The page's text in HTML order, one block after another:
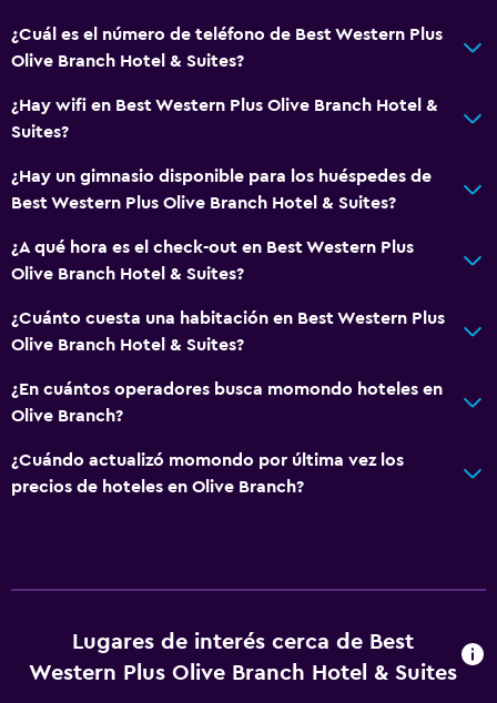
Lavandería
Plancha y tabla de planchar
Habitación
Despertador
Zona de trabajo
Fax/fotocopiadora
Escritorio
Salud y seguridad
Limpieza diaria
Baño
¿Cuál es el número de teléfono de Best Western Plus
Olive Branch Hotel & Suites?
¿Hay wifi en Best Western Plus Olive Branch Hotel &
Suites?
¿Hay un gimnasio disponible para los huéspedes de
Best Western Plus Olive Branch Hotel & Suites?
¿A qué hora es el check-out en Best Western Plus
Olive Branch Hotel & Suites?
¿Cuánto cuesta una habitación en Best Western Plus
Olive Branch Hotel & Suites?
¿En cuántos operadores busca momondo hoteles en
Olive Branch?
¿Cuándo actualizó momondo por última vez los
precios de hoteles en Olive Branch?
Lugares de interés cerca de Best
Western Plus Olive Branch Hotel & Suites